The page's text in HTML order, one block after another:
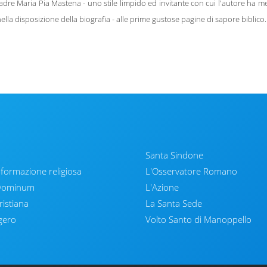
Maria Pia Mastena - uno stile limpido ed invitante con cui l'autore ha
disposizione della biografia - alle prime gustose pagine di sapore biblico.
religiosa
Santa Sindone
L'Osservatore Romano
L'Azione
La Santa Sede
Volto Santo di Manoppello